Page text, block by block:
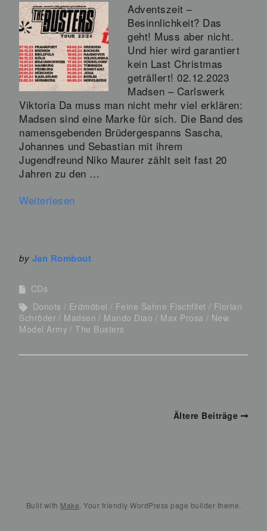
Adventszeit –
Besinnlichkeit? Das
geht! Muss aber nicht.
Und hier wird garantiert
kein Last Christmas
geträllert! 02.12.2023
Madsen – Carlswerk
Viktoria Da muss man nicht mehr viel erklären:
Madsen sind eine Marke für sich. Die Band des
namensgebenden Brüdergespanns Sascha,
Johannes und Sebastian mit ihrem
Jugendfreund Niko Maurer zählt seit fast 20
Jahren zu den …
Weiterlesen
by Jan Rombout
CDs
Donots
Erdmöbel Feine Sahne Fischfilet
Florian
Schröder
Madsen Mando Diao Max Prosa
New
Model Army
The Busters
Ältere Beiträge
Built with Make . Your friendly WordPress page builder theme.